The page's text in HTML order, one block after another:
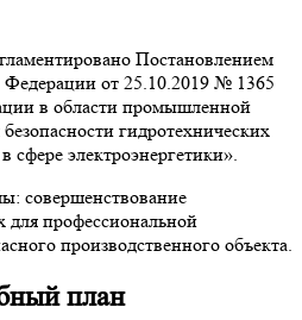
Постановлением
Федерации от 25.10.2019 № 1365
в области промышленной
гидротехнических
сфере электроэнергетики».
совершенствование
профессиональной
производственного объекта.
план